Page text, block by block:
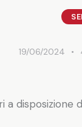
19/06/2024
disposizione